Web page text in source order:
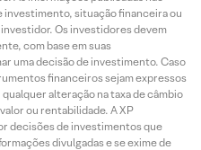
investimento, situação financeira ou
Os investidores devem
com base em suas
uma decisão de investimento. Caso
financeiros sejam expressos
alteração na taxa de câmbio
ou rentabilidade. A XP
decisões de investimentos que
divulgadas e se exime de